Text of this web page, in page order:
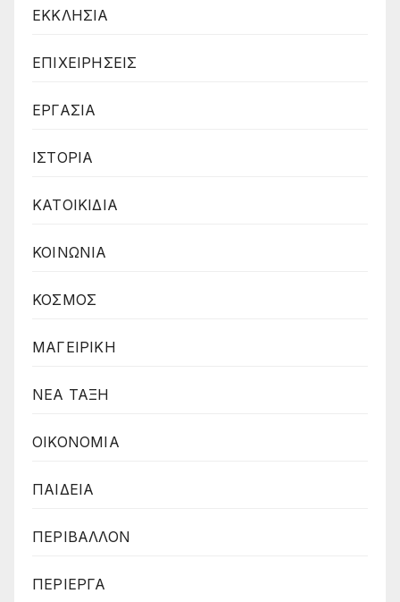
ΕΚΚΛΗΣΙΑ
ΕΠΙΧΕΙΡΗΣΕΙΣ
ΕΡΓΑΣΙΑ
ΙΣΤΟΡΙΑ
ΚΑΤΟΙΚΙΔΙΑ
ΚΟΙΝΩΝΙΑ
ΚΟΣΜΟΣ
ΜΑΓΕΙΡΙΚΗ
ΝΕΑ ΤΑΞΗ
ΟΙΚΟΝΟΜΙΑ
ΠΑΙΔΕΙΑ
ΠΕΡΙΒΑΛΛΟΝ
ΠΕΡΙΕΡΓΑ